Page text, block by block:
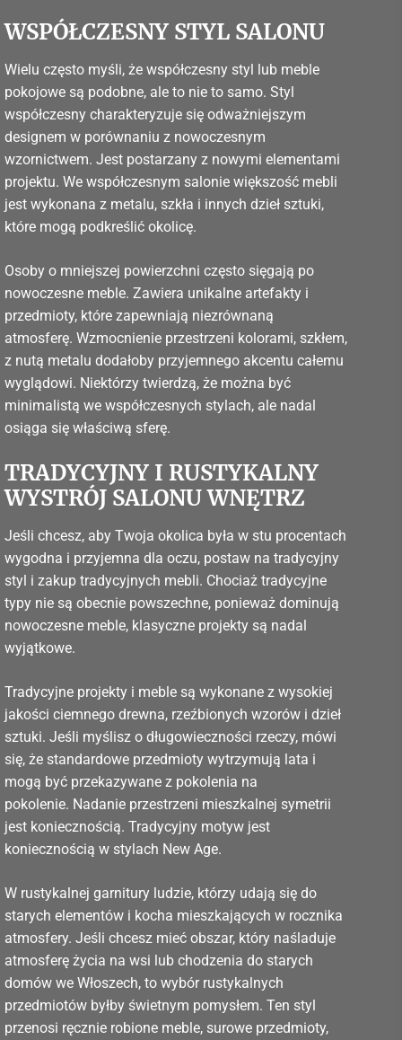
WSPÓŁCZESNY STYL SALONU
Wielu często myśli, że współczesny styl lub meble
pokojowe są podobne, ale to nie to samo. Styl
współczesny charakteryzuje się odważniejszym
designem w porównaniu z nowoczesnym
wzornictwem. Jest postarzany z nowymi elementami
projektu. We współczesnym salonie większość mebli
jest wykonana z metalu, szkła i innych dzieł sztuki,
które mogą podkreślić okolicę.
Osoby o mniejszej powierzchni często sięgają po
nowoczesne meble. Zawiera unikalne artefakty i
przedmioty, które zapewniają niezrównaną
atmosferę. Wzmocnienie przestrzeni kolorami, szkłem,
z nutą metalu dodałoby przyjemnego akcentu całemu
wyglądowi. Niektórzy twierdzą, że można być
minimalistą we współczesnych stylach, ale nadal
osiąga się właściwą sferę.
TRADYCYJNY I RUSTYKALNY
WYSTRÓJ SALONU WNĘTRZ
Jeśli chcesz, aby Twoja okolica była w stu procentach
wygodna i przyjemna dla oczu, postaw na tradycyjny
styl i zakup tradycyjnych mebli. Chociaż tradycyjne
typy nie są obecnie powszechne, ponieważ dominują
nowoczesne meble, klasyczne projekty są nadal
wyjątkowe.
Tradycyjne projekty i meble są wykonane z wysokiej
jakości ciemnego drewna, rzeźbionych wzorów i dzieł
sztuki. Jeśli myślisz o długowieczności rzeczy, mówi
się, że standardowe przedmioty wytrzymują lata i
mogą być przekazywane z pokolenia na
pokolenie. Nadanie przestrzeni mieszkalnej symetrii
jest koniecznością. Tradycyjny motyw jest
koniecznością w stylach New Age.
W rustykalnej garnitury ludzie, którzy udają się do
starych elementów i kocha mieszkających w rocznika
atmosfery. Jeśli chcesz mieć obszar, który naśladuje
atmosferę życia na wsi lub chodzenia do starych
domów we Włoszech, to wybór rustykalnych
przedmiotów byłby świetnym pomysłem. Ten styl
przenosi ręcznie robione meble, surowe przedmioty,